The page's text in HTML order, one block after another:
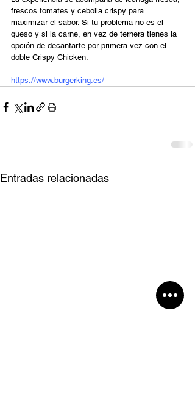
frescos tomates y cebolla crispy para
maximizar el sabor. Si tu problema no es el
queso y si la carne, en vez de ternera tienes la
opción de decantarte por primera vez con el
doble Crispy Chicken.
https://www.burgerking.es/
Entradas relacionadas